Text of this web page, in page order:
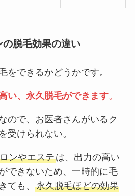
脱毛効果の違い
をできるかどうかです。
い、永久脱毛ができます。
ので、お医者さんがいるク
受けられない。
ンやエステは、出力の高い
できないため、一時的に毛
ても、
永久脱毛ほどの効果